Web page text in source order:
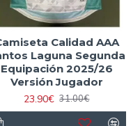
Calidad AAA
Laguna Segunda
Equipación 2025/26
Versión Jugador
23.90€ 31.00€